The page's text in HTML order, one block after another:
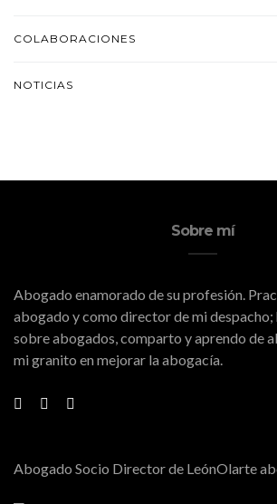
COLABORACIONES
NOTICIAS
Sobre mí
Abogado enamorado de su profesión.
abogado y como director de mi
sobre abogados, comparto y aprendo de
mi granito en mejorar la abogacía.
Abogado Socio Director de LeónOlarte